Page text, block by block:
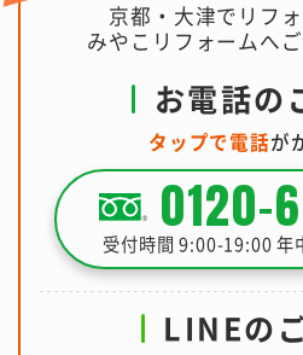
京都・大津でリフ
みやこリフォームへ
お電話の
タップで電話が
0120-
受付時間 9:00-19:00 年
LINEの